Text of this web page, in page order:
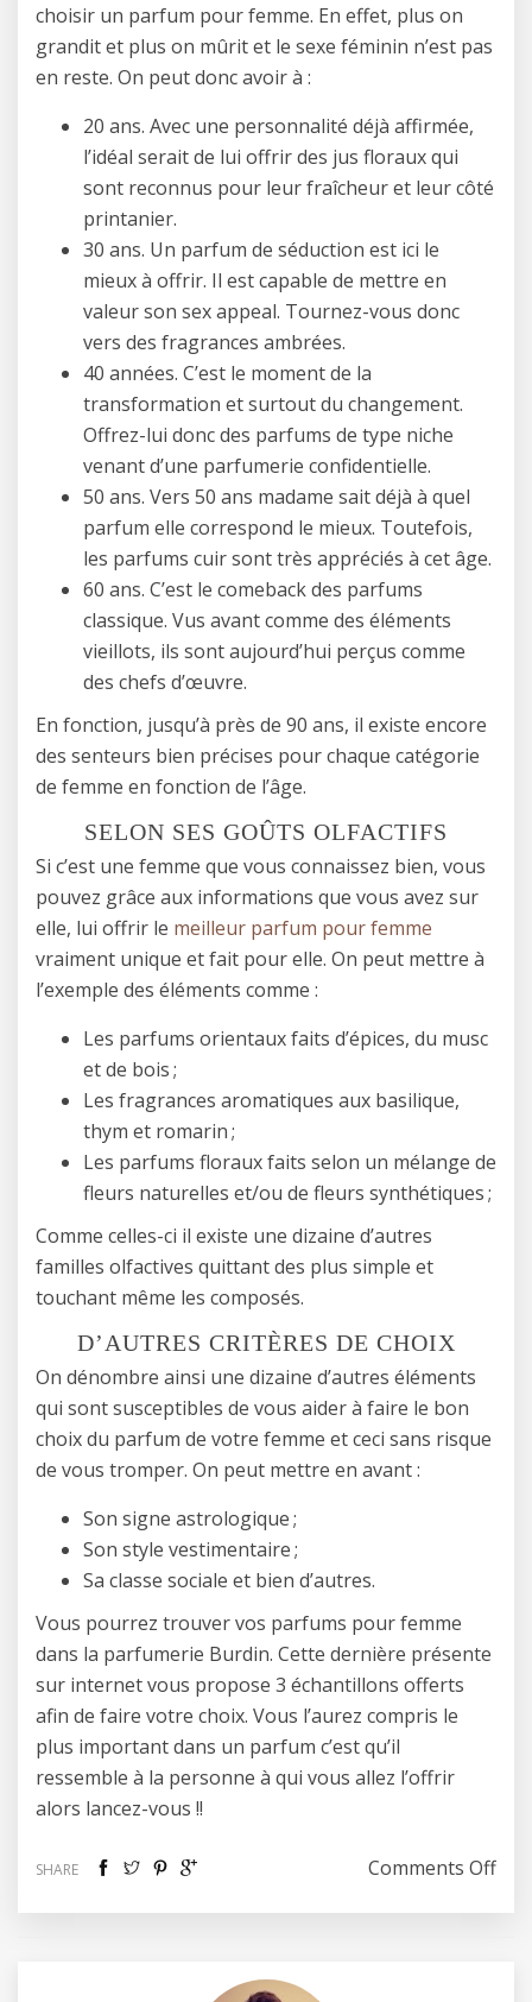
choisir un parfum pour femme. En effet, plus on
grandit et plus on mûrit et le sexe féminin n’est pas
en reste. On peut donc avoir à :
20 ans. Avec une personnalité déjà affirmée,
l’idéal serait de lui offrir des jus floraux qui
sont reconnus pour leur fraîcheur et leur côté
printanier.
30 ans. Un parfum de séduction est ici le
mieux à offrir. Il est capable de mettre en
valeur son sex appeal. Tournez-vous donc
vers des fragrances ambrées.
40 années. C’est le moment de la
transformation et surtout du changement.
Offrez-lui donc des parfums de type niche
venant d’une parfumerie confidentielle.
50 ans. Vers 50 ans madame sait déjà à quel
parfum elle correspond le mieux. Toutefois,
les parfums cuir sont très appréciés à cet âge.
60 ans. C’est le comeback des parfums
classique. Vus avant comme des éléments
vieillots, ils sont aujourd’hui perçus comme
des chefs d’œuvre.
En fonction, jusqu’à près de 90 ans, il existe encore
des senteurs bien précises pour chaque catégorie
de femme en fonction de l’âge.
SELON SES GOÛTS OLFACTIFS
Si c’est une femme que vous connaissez bien, vous
pouvez grâce aux informations que vous avez sur
elle, lui offrir le meilleur parfum pour femme
vraiment unique et fait pour elle. On peut mettre à
l’exemple des éléments comme :
Les parfums orientaux faits d’épices, du musc
et de bois ;
Les fragrances aromatiques aux basilique,
thym et romarin ;
Les parfums floraux faits selon un mélange de
fleurs naturelles et/ou de fleurs synthétiques ;
Comme celles-ci il existe une dizaine d’autres
familles olfactives quittant des plus simple et
touchant même les composés.
D’AUTRES CRITÈRES DE CHOIX
On dénombre ainsi une dizaine d’autres éléments
qui sont susceptibles de vous aider à faire le bon
choix du parfum de votre femme et ceci sans risque
de vous tromper. On peut mettre en avant :
Son signe astrologique ;
Son style vestimentaire ;
Sa classe sociale et bien d’autres.
Vous pourrez trouver vos parfums pour femme
dans la parfumerie Burdin. Cette dernière présente
sur internet vous propose 3 échantillons offerts
afin de faire votre choix. Vous l’aurez compris le
plus important dans un parfum c’est qu’il
ressemble à la personne à qui vous allez l’offrir
alors lancez-vous !!
SHARE Comments Offon